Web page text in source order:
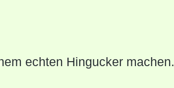
echten Hingucker machen.